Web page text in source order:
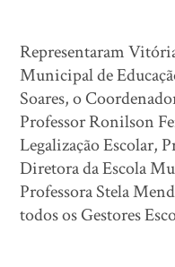
Representaram
Municipal de
Soares, o
Professor Ronilson
Legalização Escolar,
Diretora da Escola
Professora Stela
todos os Gestores